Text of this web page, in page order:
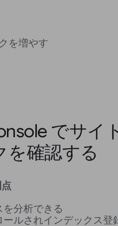
を増やす
でサイ
を確認する
分析できる
ルされインデックス登